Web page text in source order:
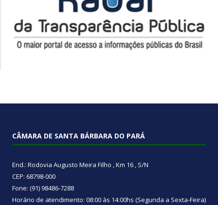
CÂMARA DE SANTA BÁRBARA DO PARÁ
End.: Rodovia Augusto Meira Filho , Km 16 , S/N
CEP: 68798-000
Fone: (91) 98486-7288
Horário de atendimento: 08:00 às 14:00hs (Segunda a Sexta-Feira)